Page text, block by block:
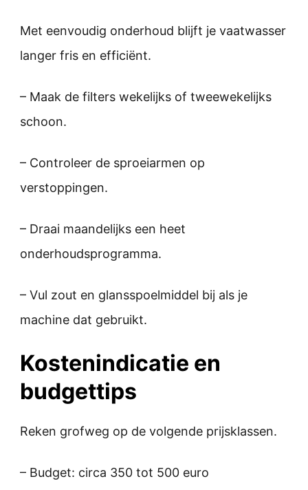
Met eenvoudig onderhoud blijft je vaatwasser
langer fris en efficiënt.
– Maak de filters wekelijks of tweewekelijks
schoon.
– Controleer de sproeiarmen op
verstoppingen.
– Draai maandelijks een heet
onderhoudsprogramma.
– Vul zout en glansspoelmiddel bij als je
machine dat gebruikt.
Kostenindicatie en
budgettips
Reken grofweg op de volgende prijsklassen.
– Budget: circa 350 tot 500 euro